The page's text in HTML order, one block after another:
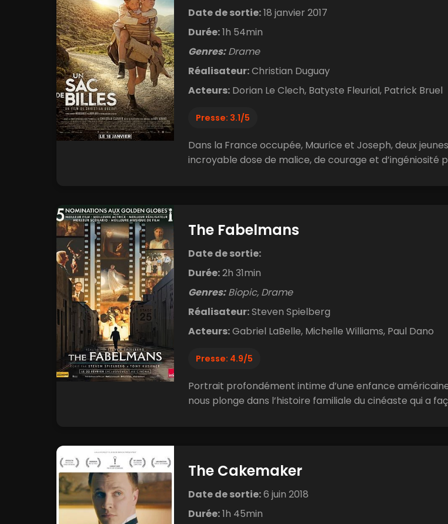
Date de sortie:18 janvier 2017
Durée:1h 54min
Genres:Drame
Réalisateur:Christian Duguay
Acteurs: Dorian Le Clech, Batyste Fleurial, Patrick Bruel
Presse: 3.1/5
Dans la France occupée, Maurice et Joseph, deux
incroyable dose de malice, de courage et d’ingéniosité
The Fabelmans
Date de sortie:
Durée:2h 31min
Genres:Biopic, Drame
Réalisateur:Steven Spielberg
Acteurs:Gabriel LaBelle, Michelle Williams, Paul Dano
Presse: 4.9/5
Portrait profondément intime d’une enfance
nous plonge dans l’histoire familiale du cinéaste qui a
The Cakemaker
Date de sortie:6 juin 2018
Durée:1h 45min